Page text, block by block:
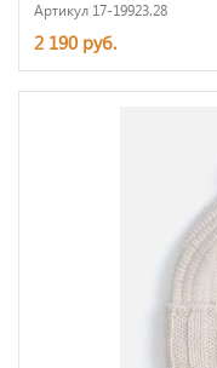
Артикул 17-19923.28
2 190 руб.